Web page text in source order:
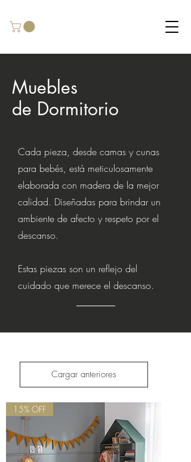
Muebles
de Dormitorio
Cada pieza, desde camas y cunas
para bebés, está meticulosamente
elaborada con madera de la mejor
calidad. Diseñadas para brindar un
ambiente de afecto y respeto por el
descanso.
Estas piezas son un reflejo del
cuidado que merece el descanso.
Cargar anteriores
15% OFF